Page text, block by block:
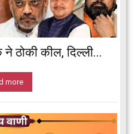
ठोकी कील, दिल्ली...
more